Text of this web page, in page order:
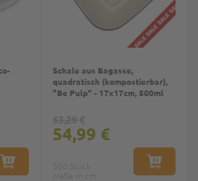
IN DEN WARENKORB
Schale aus Bagasse,
quadratisch (kompostierbar),
"Be Pulp" - 17x17cm, 500ml
IN DEN
54,99 €